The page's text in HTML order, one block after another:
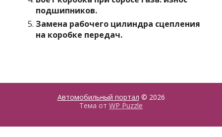
подшипников.
Замена рабочего цилиндра сцепления
на коробке передач.
Автомобильный портал © 2026
Тема от WP Puzzle